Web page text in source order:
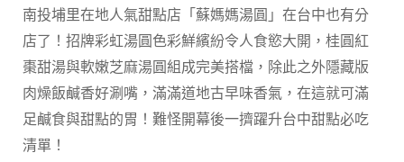
南投埔里在地人氣甜點店「蘇媽媽湯圓」在台中也有分
店了！招牌彩虹湯圓色彩鮮繽紛令人食慾大開，桂圓紅
棗甜湯與軟嫩芝麻湯圓組成完美搭檔，除此之外隱藏版
肉燥飯鹹香好涮嘴，滿滿道地古早味香氣，在這就可滿
足鹹食與甜點的胃！難怪開幕後一擠躍升台中甜點必吃
清單！